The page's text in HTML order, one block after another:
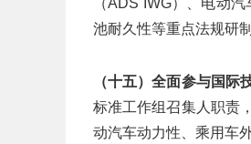
（ADS IWG）、电动
池耐久性等重点法规研
（十五）全面参与国际
标准工作组召集人职责
动汽车动力性、乘用车